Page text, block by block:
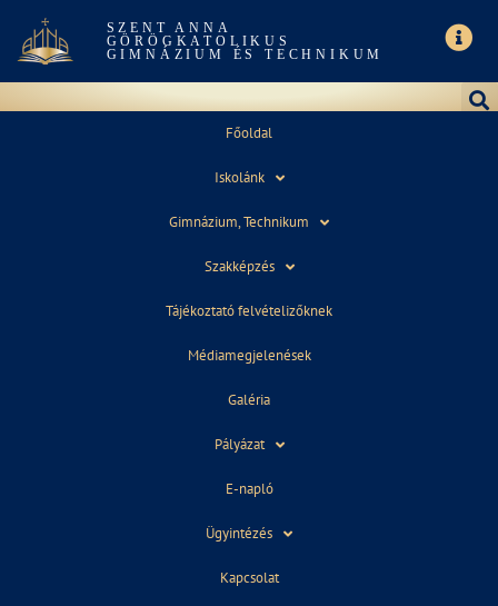
SZENT ANNA
GÖRÖGKATOLIKUS
GIMNÁZIUM ÉS TECHNIKUM
Főoldal
Iskolánk
Gimnázium, Technikum
Szakképzés
Tájékoztató felvételizőknek
Médiamegjelenések
Galéria
Pályázat
E-napló
Ügyintézés
Kapcsolat
HATÁRTALANUL